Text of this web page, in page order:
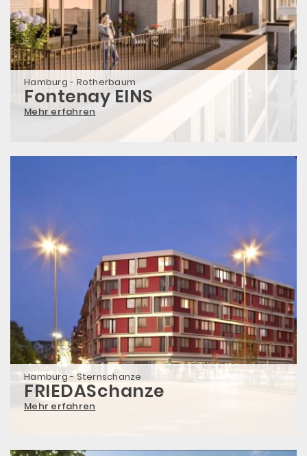
Hamburg - Rotherbaum
Fontenay EINS
Mehr erfahren
Hamburg - Sternschanze
FRIEDASchanze
Mehr erfahren